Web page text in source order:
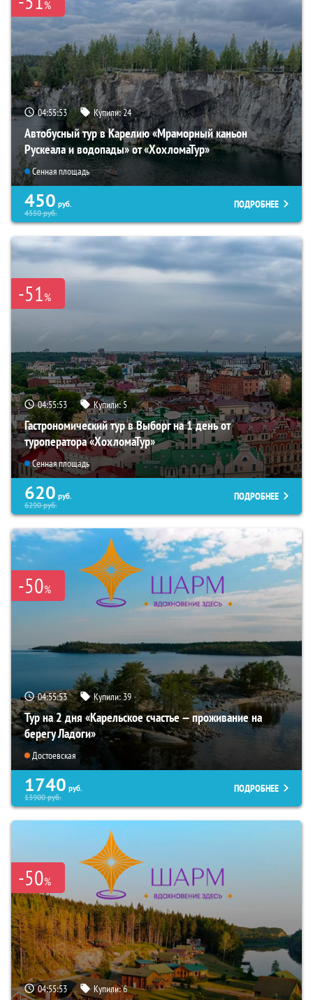
%
04:55:52 Купили:24
Автобусный тур в Карелию «Мраморный каньон
Рускеала и водопады» от «ХохломаТур»
Сенная площадь
450 руб.
4550руб.
ПОДРОБНЕЕ
-51%
04:55:52 Купили:5
Гастрономический тур в Выборг на 1 день от
туроператора «ХохломаТур»
Сенная площадь
620 руб.
6290руб.
ПОДРОБНЕЕ
-50%
04:55:52 Купили:39
Тур на 2 дня «Карельское счастье — проживание на
берегу Ладоги»
Достоевская
1740 руб.
13900руб.
ПОДРОБНЕЕ
-50%
04:55:52 Купили:6